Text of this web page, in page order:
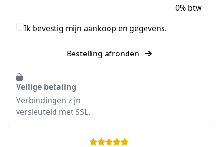
0% btw
Ik bevestig mijn aankoop en gegevens.
Bestelling afronden
Veilige betaling
Verbindingen zijn
versleuteld met SSL.